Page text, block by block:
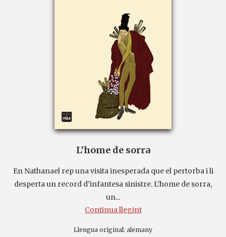
L’home de sorra
En Nathanael rep una visita inesperada que el pertorba i li
desperta un record d’infantesa sinistre. L’home de sorra,
un...
Continua llegint
Llengua original: alemany